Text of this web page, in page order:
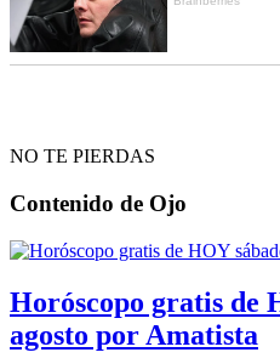
NO TE PIERDAS
Contenido de Ojo
Horóscopo gratis de
agosto por Amatista